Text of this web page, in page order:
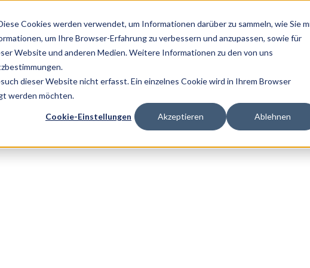
Cookies werden verwendet, um Informationen darüber zu sammeln, wie Sie
um Ihre Browser-Erfahrung zu verbessern und anzupassen, sowie für
Website und anderen Medien. Weitere Informationen zu den von uns
dieser Website nicht erfasst. Ein einzelnes Cookie wird in Ihrem Browser
werden möchten.
Cookie-Einstellungen Akzeptieren Ablehnen